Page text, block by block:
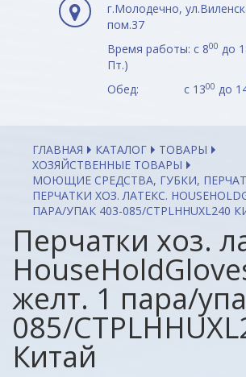
г.Молодечно,
пом.37
Время работы: с 800 до
Пт.)
Обед: с 1300 до
ГЛАВНАЯ КАТАЛОГ
ТОВАРЫ
ХОЗЯЙСТВЕННЫЕ ТОВАРЫ
МОЮЩИЕ СРЕДСТВА, ГУБКИ,
ПЕРЧАТКИ ХОЗ. ЛАТЕКС.
ПАРА/УПАК 403-085/CTPLHHUXL240
Перчатки хоз.
желт. 1 пара/
085/
Китай